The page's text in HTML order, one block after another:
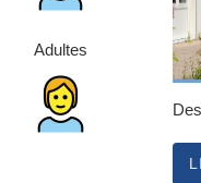
Adultes